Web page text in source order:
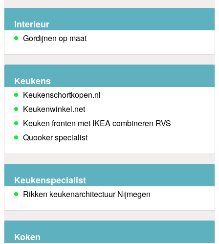
Interieur
Gordijnen op maat
Keukens
Keukenschortkopen.nl
Keukenwinkel.net
Keuken fronten met IKEA combineren RVS
Quooker specialist
Keukenspecialist
Rikken keukenarchitectuur Nijmegen
Koken